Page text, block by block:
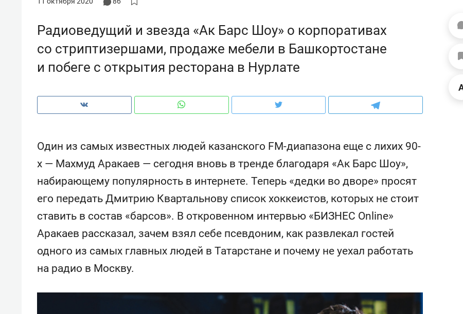
Радиоведущий и звезда «Ак Барс Шоу» о корпоративах
со стриптизершами, продаже мебели в Башкортостане
и побеге с открытия ресторана в Нурлате
Один из самых известных людей казанского FM-диапазона еще с лихих 90-
х — Махмуд Аракаев — сегодня вновь в тренде благодаря «Ак Барс Шоу»,
набирающему популярность в интернете. Теперь «дедки во дворе» просят
его передать Дмитрию Квартальнову список хоккеистов, которых не стоит
ставить в состав «барсов». В откровенном интервью «БИЗНЕС Online»
Аракаев рассказал, зачем взял себе псевдоним, как развлекал гостей
одного из самых главных людей в Татарстане и почему не уехал работать
на радио в Москву.
Рекомендуем
Как ГК «МИР ГРУПП» и ВТБ
создают оазис жилого
комфорта под Казанью
Рекомендуем
150 камер до квартиры и Face
ID вместо ключа: какой будет
безопасность в ЖК «Нова»
Рекомендуем
Опыт выживания в дикой
природе, работа
состоянием как основа
антихрупких команд